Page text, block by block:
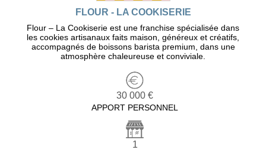
FLOUR - LA COOKISERIE
Flour – La Cookiserie est une franchise spécialisée dans
les cookies artisanaux faits maison, généreux et créatifs,
accompagnés de boissons barista premium, dans une
atmosphère chaleureuse et conviviale.
30 000 €
APPORT PERSONNEL
1